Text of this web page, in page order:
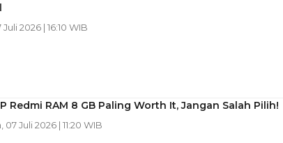
Juli 2026 | 16:10 WIB
Redmi RAM 8 GB Paling Worth It, Jangan Salah Pilih!
07 Juli 2026 | 11:20 WIB